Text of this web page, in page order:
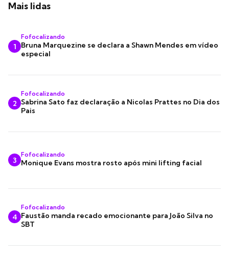
Mais lidas
1
Fofocalizando
Bruna Marquezine se declara a Shawn Mendes em vídeo
especial
2
Fofocalizando
Sabrina Sato faz declaração a Nicolas Prattes no Dia dos
Pais
3
Fofocalizando
Monique Evans mostra rosto após mini lifting facial
4
Fofocalizando
Faustão manda recado emocionante para João Silva no
SBT